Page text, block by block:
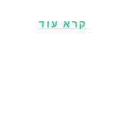
קרא עוד